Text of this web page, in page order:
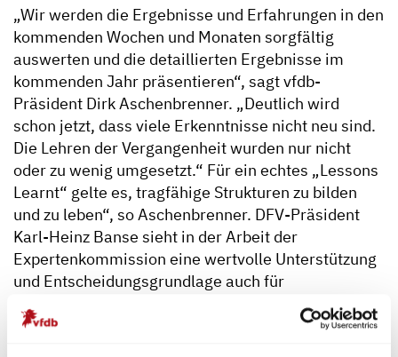
„Wir werden die Ergebnisse und Erfahrungen in den
kommenden Wochen und Monaten sorgfältig
auswerten und die detaillierten Ergebnisse im
kommenden Jahr präsentieren“, sagt vfdb-
Präsident Dirk Aschenbrenner. „Deutlich wird
schon jetzt, dass viele Erkenntnisse nicht neu sind.
Die Lehren der Vergangenheit wurden nur nicht
oder zu wenig umgesetzt.“ Für ein echtes „Lessons
Learnt“ gelte es, tragfähige Strukturen zu bilden
und zu leben“, so Aschenbrenner. DFV-Präsident
Karl-Heinz Banse sieht in der Arbeit der
Expertenkommission eine wertvolle Unterstützung
und Entscheidungsgrundlage auch für
Entscheidungen in der Politik. „Wir haben die
Fachleute in unseren Reihen, wir haben das Know-